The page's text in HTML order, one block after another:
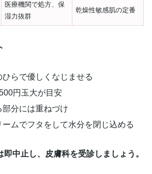
医療機関で処方、保
湿力抜群
乾燥性敏感肌の定番
らで優しくなじませる
円玉大が目安
分には重ねづけ
ムでフタをして水分を閉じ込める
中止し、皮膚科を受診しましょう。